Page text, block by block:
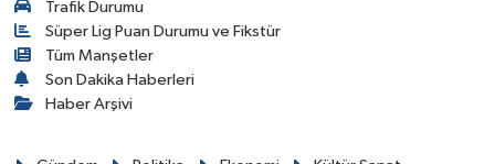
Trafik Durumu
Süper Lig Puan Durumu ve Fikstür
Tüm Manşetler
Son Dakika Haberleri
Haber Arşivi